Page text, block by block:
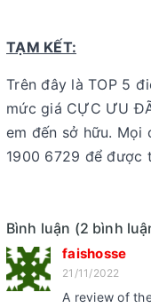
TẠM KẾT:
Trên đây là TOP 5
mức giá CỰC ƯU
em đến sở hữu. Mọi
1900 6729 để được
Bình luận (2 bình
faishosse
21/11/2022
A review of